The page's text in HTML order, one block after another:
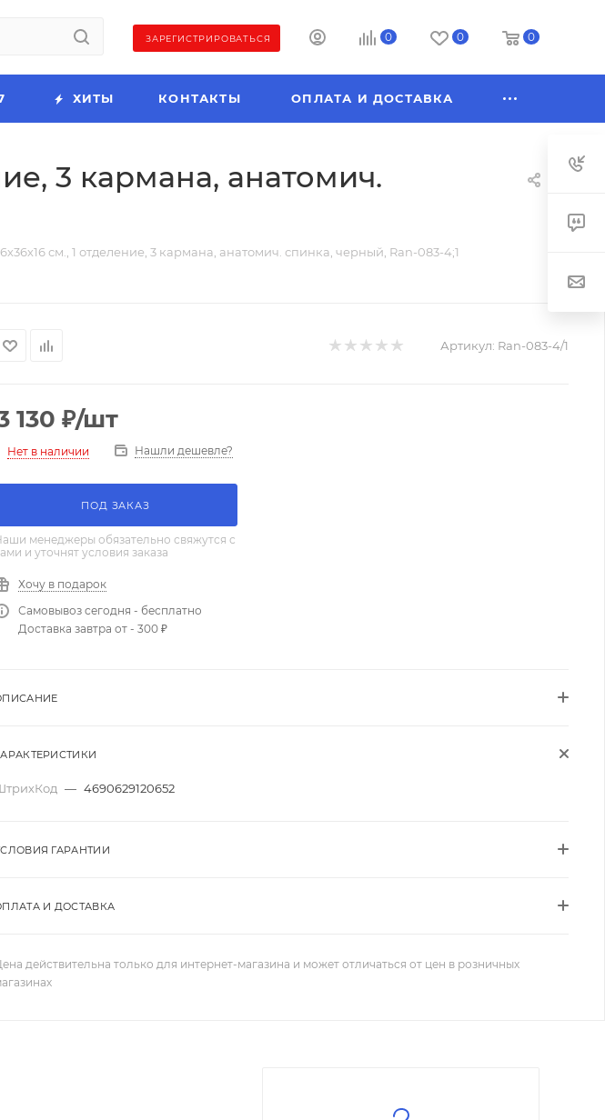
ЗАРЕГИСТРИРОВАТЬСЯ 0 0 0
ХИТЫ КОНТАКТЫ ОПЛАТА И ДОСТАВКА
3 кармана, анатомич.
см., 1 отделение, 3 кармана, анатомич. спинка, черный, Ran-083-4;1
Артикул: Ran-083-4/1
130 ₽/шт
Нет в наличии Нашли дешевле?
ПОД ЗАКАЗ
менеджеры обязательно свяжутся с
и уточнят условия заказа
Хочу в подарок
Самовывоз сегодня - бесплатно
Доставка завтра от - 300 ₽
— 4690629120652
ГАРАНТИИ
И ДОСТАВКА
действительна только для интернет-магазина и может отличаться от цен в розничных